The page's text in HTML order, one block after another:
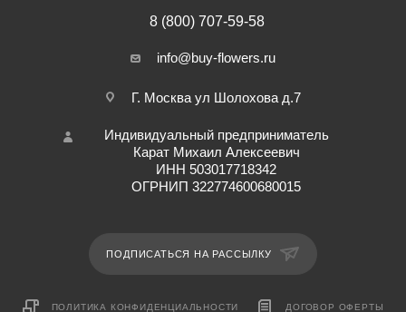
8 (800) 707-59-58
info@buy-flowers.ru
Г. Москва ул Шолохова д.7
Индивидуальный предприниматель
Карат Михаил Алексеевич
ИНН 503017718342
ОГРНИП 322774600680015
ПОДПИСАТЬСЯ НА РАССЫЛКУ
ПОЛИТИКА КОНФИДЕНЦИАЛЬНОСТИ ДОГОВОР ОФЕРТЫ